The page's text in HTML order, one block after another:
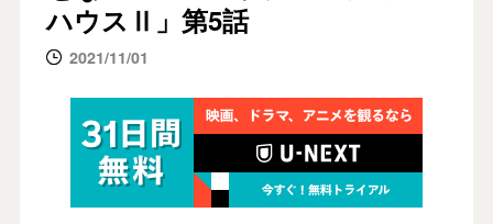
ハウスⅡ」第5話
2021/11/01